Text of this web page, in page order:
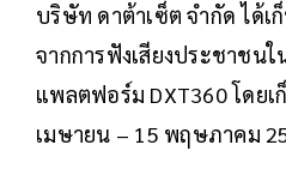
บริษัท ดาต้าเซ็ต จำกัด ได้เ
จากการฟังเสียงประชาชน
แพลตฟอร์ม DXT360 โดย
เมษายน – 15 พฤษภาคม